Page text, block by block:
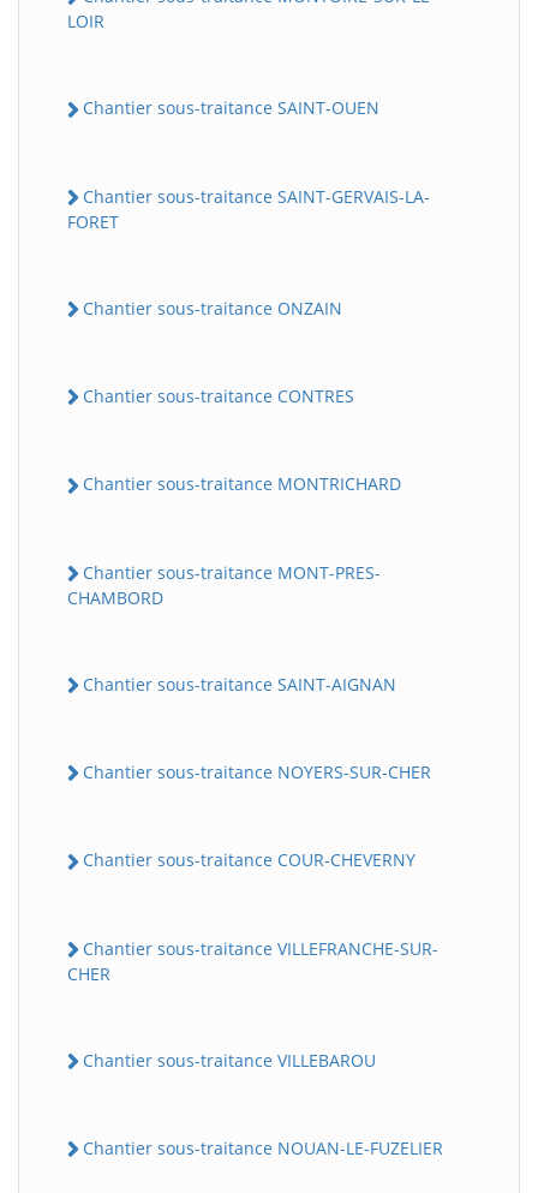
LOIR
Chantier sous-traitance SAINT-OUEN
Chantier sous-traitance SAINT-GERVAIS-LA-
FORET
Chantier sous-traitance ONZAIN
Chantier sous-traitance CONTRES
Chantier sous-traitance MONTRICHARD
Chantier sous-traitance MONT-PRES-
CHAMBORD
Chantier sous-traitance SAINT-AIGNAN
Chantier sous-traitance NOYERS-SUR-CHER
Chantier sous-traitance COUR-CHEVERNY
Chantier sous-traitance VILLEFRANCHE-SUR-
CHER
Chantier sous-traitance VILLEBAROU
Chantier sous-traitance NOUAN-LE-FUZELIER